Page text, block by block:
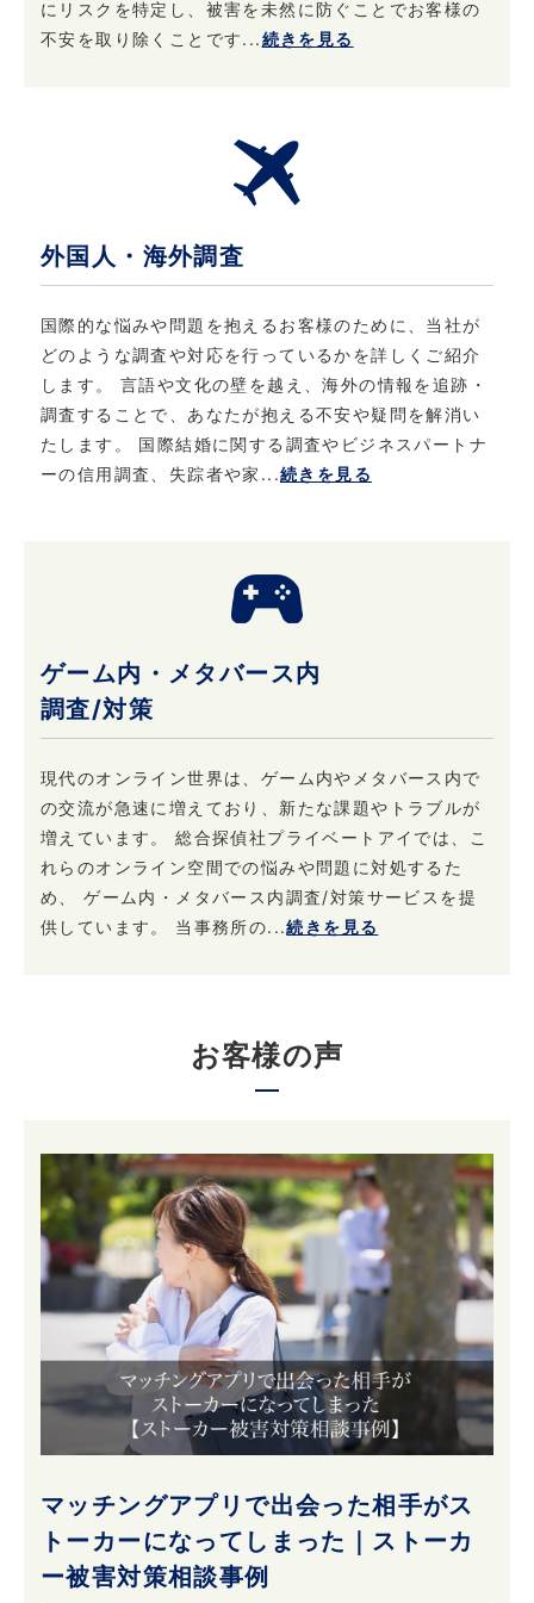
にリスクを特定し、被害を未然に防ぐことでお客様の
不安を取り除くことです...続きを見る
外国人・海外調査
国際的な悩みや問題を抱えるお客様のために、当社が
どのような調査や対応を行っているかを詳しくご紹介
します。 言語や文化の壁を越え、海外の情報を追跡・
調査することで、あなたが抱える不安や疑問を解消い
たします。 国際結婚に関する調査やビジネスパートナ
ーの信用調査、失踪者や家...続きを見る
ゲーム内・メタバース内
調査/対策
現代のオンライン世界は、ゲーム内やメタバース内で
の交流が急速に増えており、新たな課題やトラブルが
増えています。 総合探偵社プライベートアイでは、こ
れらのオンライン空間での悩みや問題に対処するた
め、 ゲーム内・メタバース内調査/対策サービスを提
供しています。 当事務所の...続きを見る
お客様の声
マッチングアプリで出会った相手がス
トーカーになってしまった｜ストーカ
ー被害対策相談事例